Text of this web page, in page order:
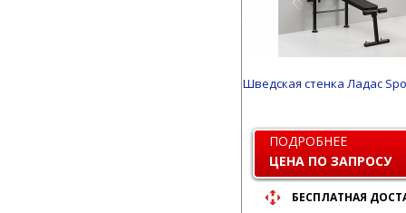
Шведская стенка Ладас
ПОДРОБНЕЕ
ЦЕНА ПО ЗАПРОСУ
БЕСПЛАТНАЯ